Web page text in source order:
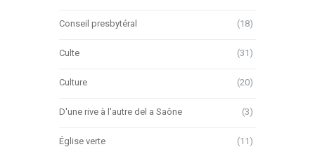
Conseil presbytéral (18)
Culte (31)
Culture (20)
D'une rive à l'autre del a Saône (3)
Église verte (11)